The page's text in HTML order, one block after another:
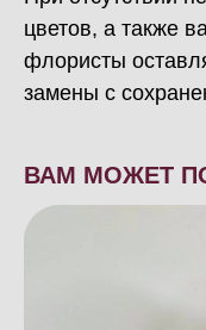
цветов, а также
флористы
замены с
ВАМ МОЖЕТ